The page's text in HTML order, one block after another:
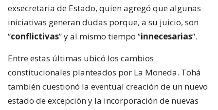
exsecretaria de Estado, quien agregó que algunas
iniciativas generan dudas porque, a su juicio, son
“conflictivas” y al mismo tiempo “innecesarias“.
Entre estas últimas ubicó los cambios
constitucionales planteados por La Moneda. Tohá
también cuestionó la eventual creación de un nuevo
estado de excepción y la incorporación de nuevas